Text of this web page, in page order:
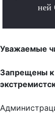
ней
Уважаемые
Запрещены к